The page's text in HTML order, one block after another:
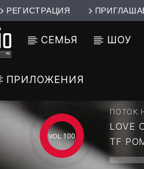
РЕГИСТРАЦИЯ
СЕМЬЯ ШОУ
ПРИЛОЖЕНИЯ
100
ПОТОК
LOVE
CCCP
TF